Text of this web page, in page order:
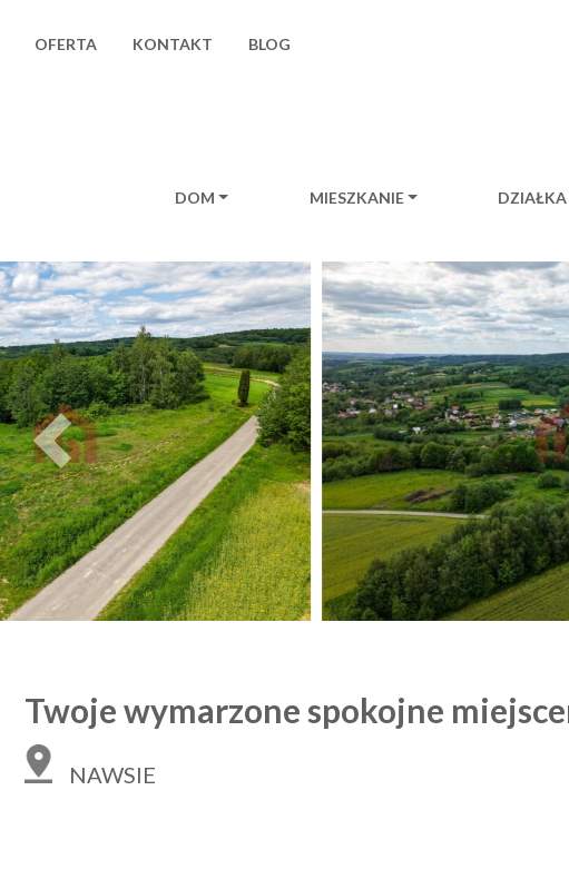
OFERTA KONTAKT BLOG
DOM MIESZKANIE DZIAŁKA
Previous
Twoje wymarzone spokojne
NAWSIE